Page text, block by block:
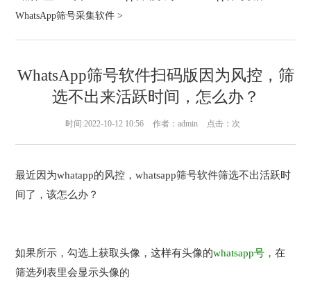
WhatsApp筛号采集软件 >
WhatsApp筛号软件扫码版因为风控，筛
选不出来活跃时间，怎么办？
时间:2022-10-12 10:56 作者：admin 点击： 次
最近因为whatapp的风控，whatsapp筛号软件筛选不出活跃时
间了，该怎么办？
如果所示，勾选上获取头像，这样有头像的whatsapp号 ，在
筛选列表里会显示头像的